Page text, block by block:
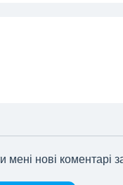
мені нові коментарі